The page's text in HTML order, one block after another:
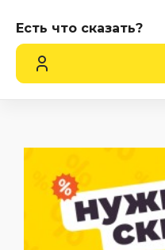
Есть что сказать?